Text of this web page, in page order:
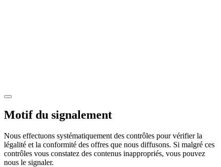
Motif du signalement
Nous effectuons systématiquement des contrôles pour vérifier la
légalité et la conformité des offres que nous diffusons. Si malgré ces
contrôles vous constatez des contenus inappropriés, vous pouvez
nous le signaler.